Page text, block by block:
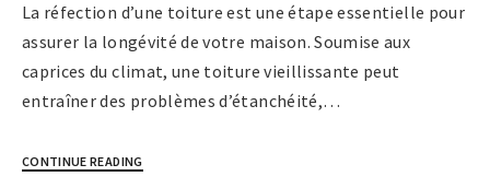
La réfection d’une toiture est une étape essentielle pour
assurer la longévité de votre maison. Soumise aux
caprices du climat, une toiture vieillissante peut
entraîner des problèmes d’étanchéité,…
CONTINUE READING